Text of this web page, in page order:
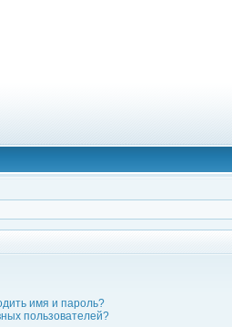
имя и пароль?
пользователей?